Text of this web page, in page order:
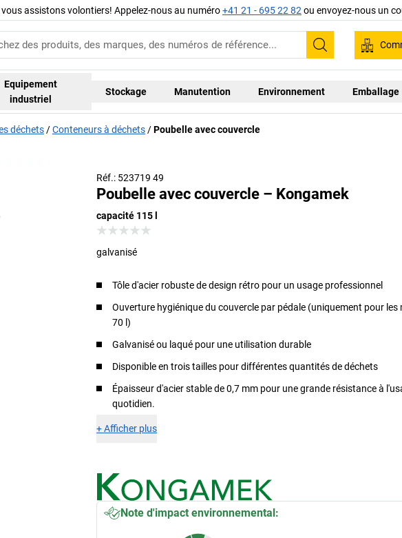
vous assistons volontiers! Appelez-nous au numéro+41 21 - 695 22 82 ou envoyez-nous un
Recherche
Equipement
industriel
Stockage Manutention Environnement Emballage
déchets Conteneurs à déchets Poubelle avec couvercle
Réf.: 523719 49
Poubelle avec couvercle – Kongamek
capacité 115 l
galvanisé
Tôle d'acier robuste de design rétro pour un usage professionnel
Ouverture hygiénique du couvercle par pédale (uniquement pour les
70 l)
Galvanisé ou laqué pour une utilisation durable
Disponible en trois tailles pour différentes quantités de déchets
Épaisseur d'acier stable de 0,7 mm pour une grande résistance à
quotidien.
+Afficher plus
Note d'impact environnemental: